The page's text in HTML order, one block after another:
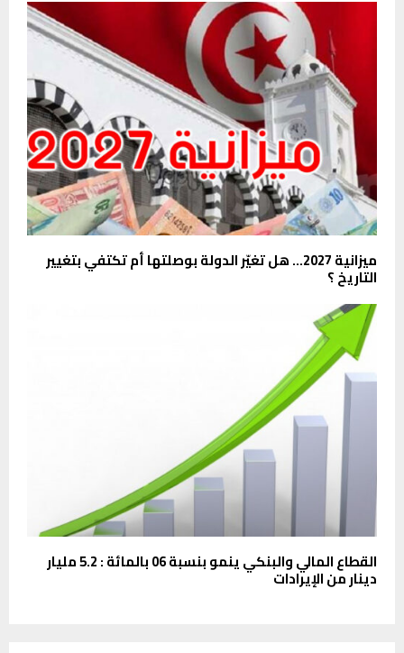
ميزانية 2027… هل تغيّر الدولة بوصلتها أم تكتفي بتغيير
التاريخ ؟
القطاع المالي والبنكي ينمو بنسبة 06 بالمائة : 5.2 مليار
دينار من الإيرادات